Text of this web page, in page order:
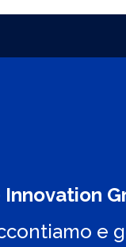
Innovation
e